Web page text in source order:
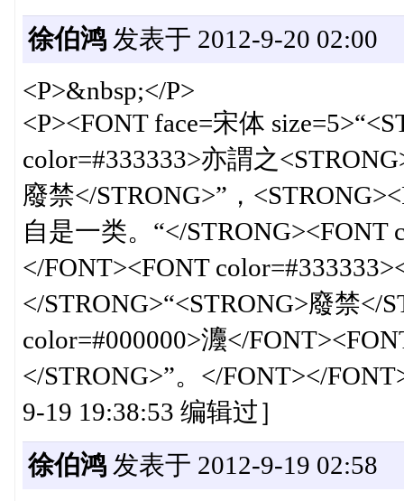
徐伯鸿发表于 2012-9-20 02:00
<P>&nbsp;</P>
<P><FONT face=宋体
color=#333333>亦謂之
廢禁</STRONG>”，
自是一类。“</STRONG><FONT
</FONT><FONT
</STRONG>“<STRONG>廢禁</
color=#000000>灋</
</STRONG>”。</FONT></
9-19 19:38:53 编辑过］
徐伯鸿发表于 2012-9-19 02:58